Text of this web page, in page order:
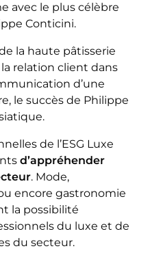
avec le plus célèbre
Conticini.
la haute pâtisserie
relation client dans
d’une
le succès de Philippe
de l’ESG Luxe
d’appréhender
. Mode,
encore gastronomie
la possibilité
du luxe et de
du secteur.